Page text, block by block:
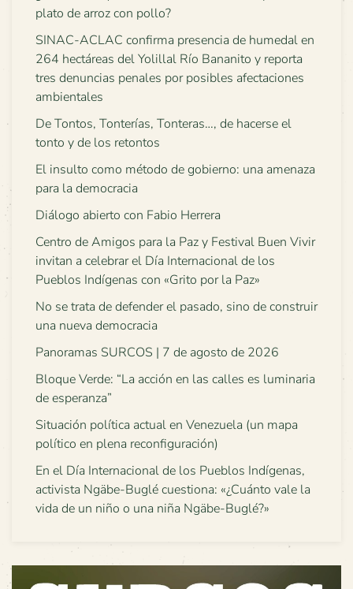
plato de arroz con pollo?
SINAC-ACLAC confirma presencia de humedal en
264 hectáreas del Yolillal Río Bananito y reporta
tres denuncias penales por posibles afectaciones
ambientales
De Tontos, Tonterías, Tonteras…, de hacerse el
tonto y de los retontos
El insulto como método de gobierno: una amenaza
para la democracia
Diálogo abierto con Fabio Herrera
Centro de Amigos para la Paz y Festival Buen Vivir
invitan a celebrar el Día Internacional de los
Pueblos Indígenas con «Grito por la Paz»
No se trata de defender el pasado, sino de construir
una nueva democracia
Panoramas SURCOS | 7 de agosto de 2026
Bloque Verde: “La acción en las calles es luminaria
de esperanza”
Situación política actual en Venezuela (un mapa
político en plena reconfiguración)
En el Día Internacional de los Pueblos Indígenas,
activista Ngäbe-Buglé cuestiona: «¿Cuánto vale la
vida de un niño o una niña Ngäbe-Buglé?»